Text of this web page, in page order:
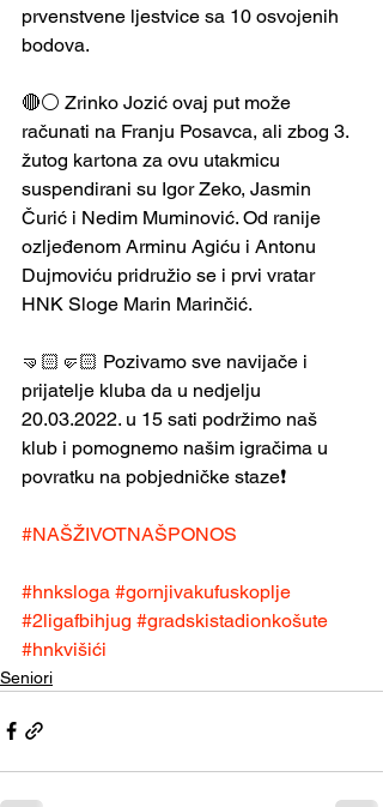
prvenstvene ljestvice sa 10 osvojenih
bodova.
🔴⚪ Zrinko Jozić ovaj put može
računati na Franju Posavca, ali zbog 3.
žutog kartona za ovu utakmicu
suspendirani su Igor Zeko, Jasmin
Čurić i Nedim Muminović. Od ranije
ozljeđenom Arminu Agiću i Antonu
Dujmoviću pridružio se i prvi vratar
HNK Sloge Marin Marinčić.
🤜🏻🤛🏻 Pozivamo sve navijače i
prijatelje kluba da u nedjelju
20.03.2022. u 15 sati podržimo naš
klub i pomognemo našim igračima u
povratku na pobjedničke staze❗
#NAŠŽIVOTNAŠPONOS
#hnksloga #gornjivakufuskoplje
#2ligafbihjug #gradskistadionkošute
#hnkvišići
Seniori